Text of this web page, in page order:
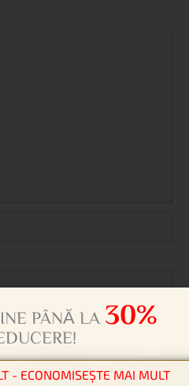
PÂNĂ LA30%
- ECONOMISEȘTE MAI MULT